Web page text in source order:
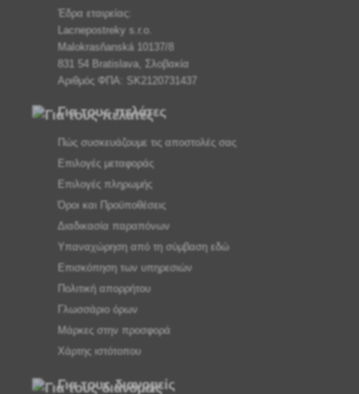
Έδρα εταιρείας:
Lacnepostreky s.r.o.
Malokrasňanská 10137/8
831 54 Bratislava, Σλοβακία
Αριθμός ΦΠΑ: SK2120731437
Για τους πελάτες
Πώς συσκευάζουμε τις αποστολές σας
Επιλογές μεταφοράς
Επιλογές πληρωμής
Όροι και Προϋποθέσεις
Διαδικασία παραπόνων
Υπαναχώρηση από τη σύμβαση εδώ
Επισκόπηση των υπηρεσιών
Πολιτική απορρήτου
Γλωσσάριο όρων
Μάρκες στην προσφορά
Χάρτης ιστότοπου
Για τους διανομείς